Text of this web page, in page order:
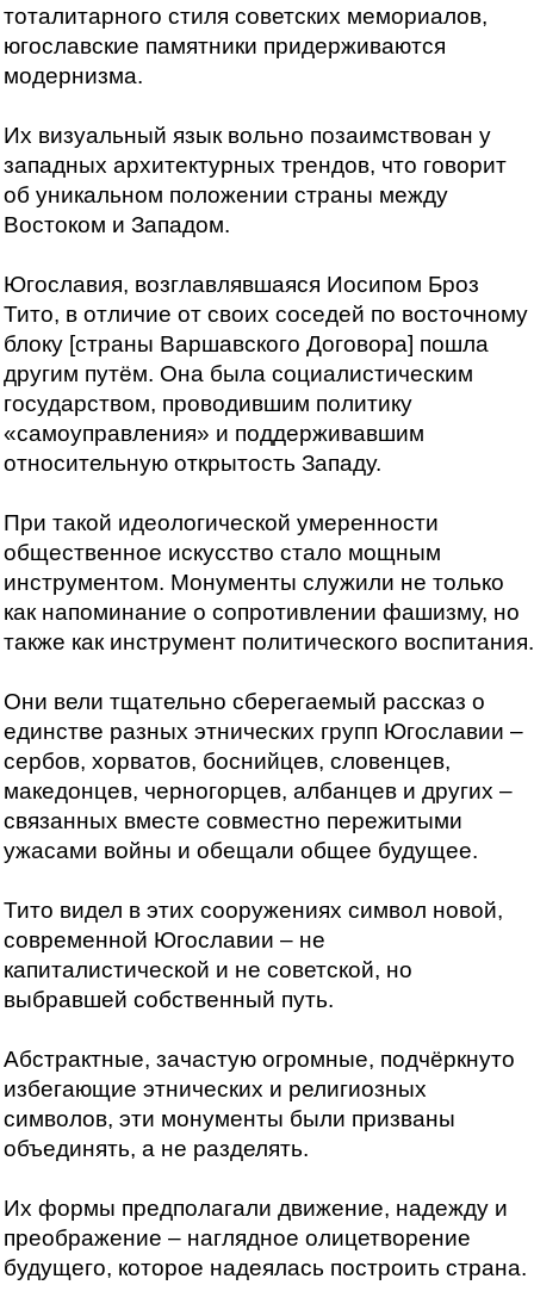
тоталитарного стиля советских мемориалов,
югославские памятники придерживаются
модернизма.
Их визуальный язык вольно позаимствован у
западных архитектурных трендов, что говорит
об уникальном положении страны между
Востоком и Западом.
Югославия, возглавлявшаяся Иосипом Броз
Тито, в отличие от своих соседей по восточному
блоку [страны Варшавского Договора] пошла
другим путём. Она была социалистическим
государством, проводившим политику
«самоуправления» и поддерживавшим
относительную открытость Западу.
При такой идеологической умеренности
общественное искусство стало мощным
инструментом. Монументы служили не только
как напоминание о сопротивлении фашизму, но
также как инструмент политического воспитания.
Они вели тщательно сберегаемый рассказ о
единстве разных этнических групп Югославии –
сербов, хорватов, боснийцев, словенцев,
македонцев, черногорцев, албанцев и других –
связанных вместе совместно пережитыми
ужасами войны и обещали общее будущее.
Тито видел в этих сооружениях символ новой,
современной Югославии – не
капиталистической и не советской, но
выбравшей собственный путь.
Абстрактные, зачастую огромные, подчёркнуто
избегающие этнических и религиозных
символов, эти монументы были призваны
объединять, а не разделять.
Их формы предполагали движение, надежду и
преображение – наглядное олицетворение
будущего, которое надеялась построить страна.